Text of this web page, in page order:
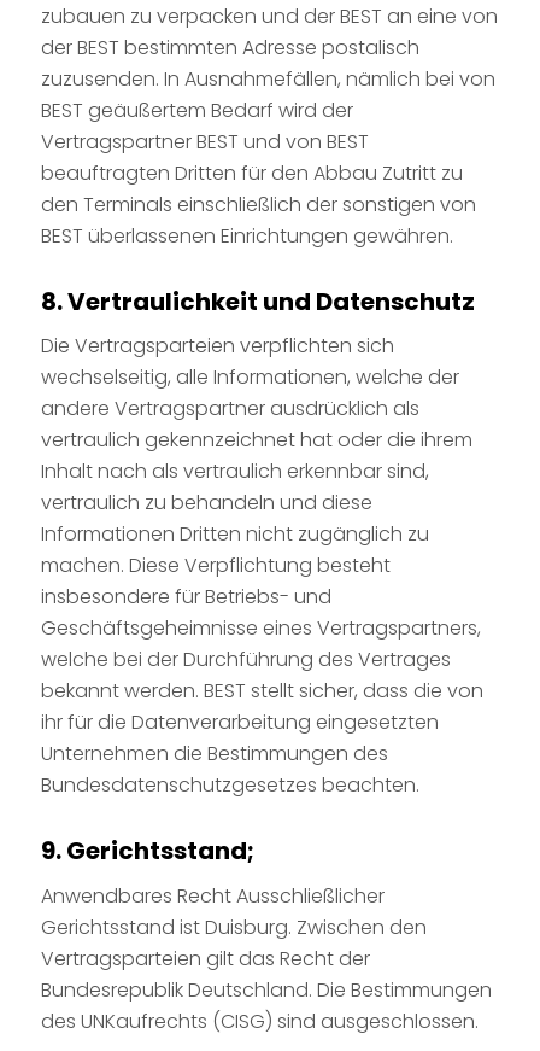
zubauen zu verpacken und der BEST an eine von
der BEST bestimmten Adresse postalisch
zuzusenden. In Ausnahmefällen, nämlich bei von
BEST geäußertem Bedarf wird der
Vertragspartner BEST und von BEST
beauftragten Dritten für den Abbau Zutritt zu
den Terminals einschließlich der sonstigen von
BEST überlassenen Einrichtungen gewähren.
8. Vertraulichkeit und Datenschutz
Die Vertragsparteien verpflichten sich
wechselseitig, alle Informationen, welche der
andere Vertragspartner ausdrücklich als
vertraulich gekennzeichnet hat oder die ihrem
Inhalt nach als vertraulich erkennbar sind,
vertraulich zu behandeln und diese
Informationen Dritten nicht zugänglich zu
machen. Diese Verpflichtung besteht
insbesondere für Betriebs- und
Geschäftsgeheimnisse eines Vertragspartners,
welche bei der Durchführung des Vertrages
bekannt werden. BEST stellt sicher, dass die von
ihr für die Datenverarbeitung eingesetzten
Unternehmen die Bestimmungen des
Bundesdatenschutzgesetzes beachten.
9. Gerichtsstand;
Anwendbares Recht Ausschließlicher
Gerichtsstand ist Duisburg. Zwischen den
Vertragsparteien gilt das Recht der
Bundesrepublik Deutschland. Die Bestimmungen
des UNKaufrechts (CISG) sind ausgeschlossen.